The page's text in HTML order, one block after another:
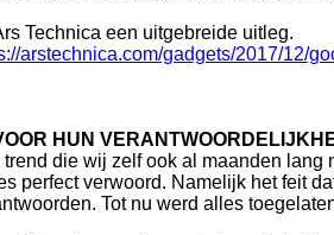
Technica een uitgebreide uitleg.
arstechnica.com/gadgets/2017/12/
HUN
trend die wij zelf ook al maanden
perfect verwoord. Namelijk het feit
Tot nu werd alles